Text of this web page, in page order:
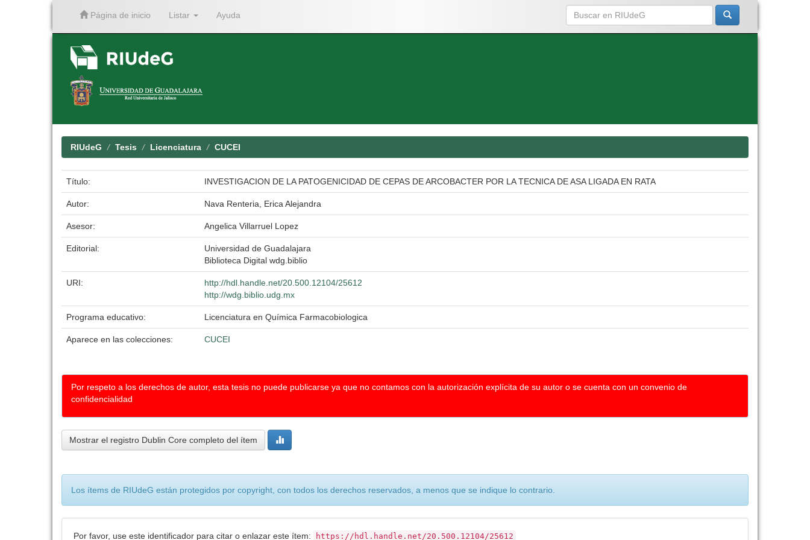
Página de inicio Listar Ayuda
RIUdeG Tesis Licenciatura CUCEI
Título: INVESTIGACION DE LA PATOGENICIDAD DE CEPAS DE ARCOBACTER POR LA TECNICA DE ASA LIGADA EN RATA
Autor: Nava Renteria, Erica Alejandra
Asesor: Angelica Villarruel Lopez
Editorial:
Universidad de Guadalajara
Biblioteca Digital wdg.biblio
URI:
http://hdl.handle.net/20.500.12104/25612
http://wdg.biblio.udg.mx
Programa educativo: Licenciatura en Química Farmacobiologica
Aparece en las colecciones: CUCEI
Por respeto a los derechos de autor, esta tesis no puede publicarse ya que no contamos con la autorización explícita de su autor o se cuenta con un convenio de
confidencialidad
Mostrar el registro Dublin Core completo del ítem
Los ítems de RIUdeG están protegidos por copyright, con todos los derechos reservados, a menos que se indique lo contrario.
Por favor, use este identificador para citar o enlazar este ítem: https://hdl.handle.net/20.500.12104/25612